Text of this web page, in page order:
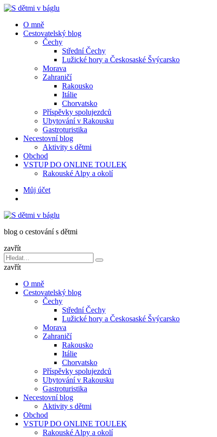
Menu
Menu
O mně
Cestovatelský blog
Čechy
Střední Čechy
Lužické hory a Českosaské Švýcarsko
Morava
Zahraničí
Rakousko
Itálie
Chorvatsko
Příspěvky spolujezdců
Ubytování v Rakousku
Gastroturistika
Necestovní blog
Aktivity s dětmi
Obchod
VSTUP DO ONLINE TOULEK
Rakouské Alpy a okolí
HledatMůj účet
v
blog o cestování s dětmi
zavřít
Vyhledávání
pro:
Hledat
zavřít
O mně
Cestovatelský blog
Čechy
Střední Čechy
Lužické hory a Českosaské Švýcarsko
Morava
Zahraničí
Rakousko
Itálie
Chorvatsko
Příspěvky spolujezdců
Ubytování v Rakousku
Gastroturistika
Necestovní blog
Aktivity s dětmi
Obchod
VSTUP DO ONLINE TOULEK
Rakouské Alpy a okolí